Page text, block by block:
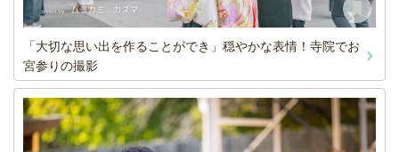
「大切な思い出を作ることができ」穏やかな表情！寺院でお
宮参りの撮影